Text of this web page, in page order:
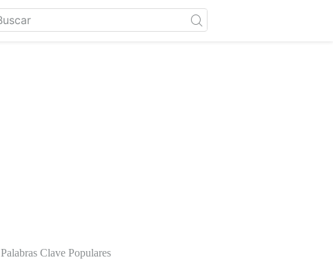
Palabras Clave Populares